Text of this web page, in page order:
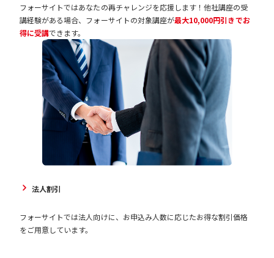
フォーサイトではあなたの再チャレンジを応援します！他社講座の受
講経験がある場合、フォーサイトの対象講座が最大10,000円引きでお
得に受講できます。
法人割引
フォーサイトでは法人向けに、お申込み人数に応じたお得な割引価格
をご用意しています。